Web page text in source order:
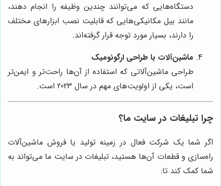
دستگاه‌هایی که می‌توانند چندین وظیفه را انجام دهند،
مانند بیل مکانیکی‌هایی که قابلیت نصب ابزارهای مختلف
را دارند، بسیار مورد توجه قرار گرفته‌اند.
ماشین‌آلات با طراحی ارگونومیک
طراحی ماشین‌آلاتی که استفاده از آن‌ها راحت‌تر و ایمن‌تر
است، یکی از اولویت‌های مهم در سال 2023 است.
چرا تبلیغات در سایت ما؟
اگر شما یک شرکت فعال در زمینه تولید یا فروش ماشین‌آلات
راه‌سازی و قطعات آن‌ها هستید، تبلیغات در سایت ما می‌تواند به
شما کمک کند تا: